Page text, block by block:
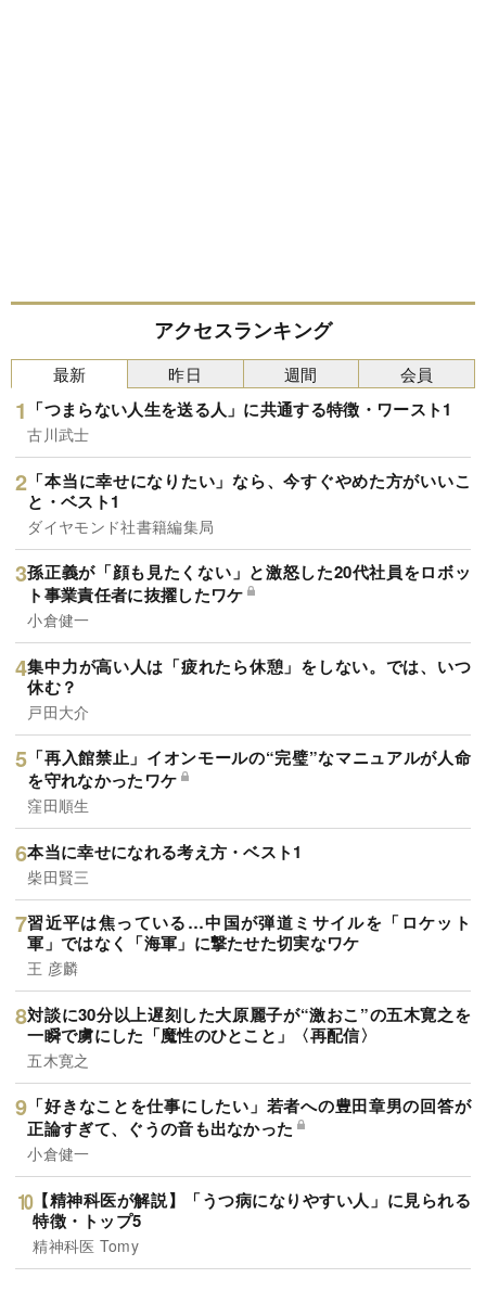
アクセスランキング
最新
「つまらない人生を送る人」に共通する特徴・ワースト1
古川武士
「本当に幸せになりたい」なら、今すぐやめた方がいいこ
と・ベスト1
ダイヤモンド社書籍編集局
孫正義が「顔も見たくない」と激怒した20代社員をロボッ
ト事業責任者に抜擢したワケ
小倉健一
集中力が高い人は「疲れたら休憩」をしない。では、いつ
休む？
戸田大介
「再入館禁止」イオンモールの“完璧”なマニュアルが人命
を守れなかったワケ
窪田順生
本当に幸せになれる考え方・ベスト1
柴田賢三
習近平は焦っている…中国が弾道ミサイルを「ロケット
軍」ではなく「海軍」に撃たせた切実なワケ
王 彦麟
対談に30分以上遅刻した大原麗子が“激おこ”の五木寛之を
一瞬で虜にした「魔性のひとこと」〈再配信〉
五木寛之
「好きなことを仕事にしたい」若者への豊田章男の回答が
正論すぎて、ぐうの音も出なかった
小倉健一
【精神科医が解説】「うつ病になりやすい人」に見られる
特徴・トップ5
精神科医 Tomy
昨日 週間 会員